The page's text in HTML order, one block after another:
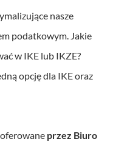
nasze
podatkowym. Jakie
w IKE lub IKZE?
opcję dla IKE oraz
oferowane przez Biuro